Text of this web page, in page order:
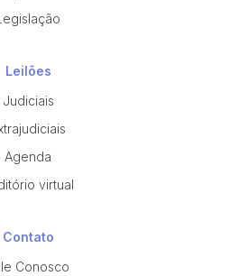
Leilões
Judiciais
Agenda
virtual
Contato
Conosco